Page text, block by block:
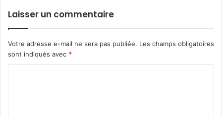
Laisser un commentaire
Votre adresse e-mail ne sera pas publiée. Les champs obligatoires
sont indiqués avec *